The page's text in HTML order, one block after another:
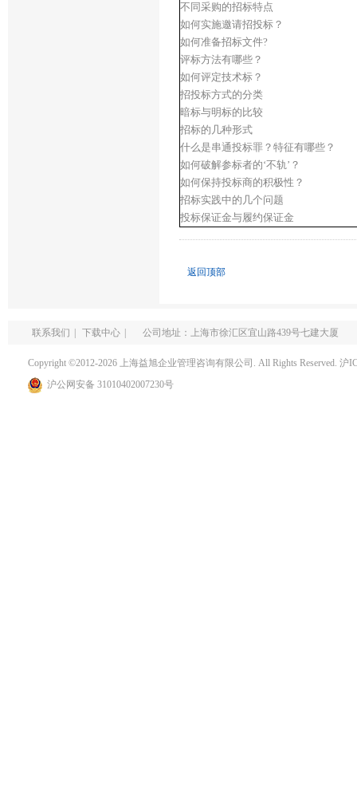
不同采购的招标特点
如何实施邀请招投标？
如何准备招标文件?
评标方法有哪些？
如何评定技术标？
招投标方式的分类
暗标与明标的比较
招标的几种形式
什么是串通投标罪？特征有哪些？
如何破解参标者的‘不轨’？
如何保持投标商的积极性？
招标实践中的几个问题
投标保证金与履约保证金
返回顶部
联系我们 下载中心 公司地址：上海市徐汇区宜山路439号七建大厦
Copyright ©2012-2026 上海益旭企业管理咨询有限公司. All Rights Reserved. 沪
沪公网安备 31010402007230号